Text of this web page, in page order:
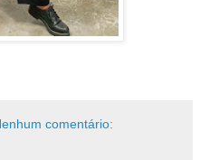
comentário: